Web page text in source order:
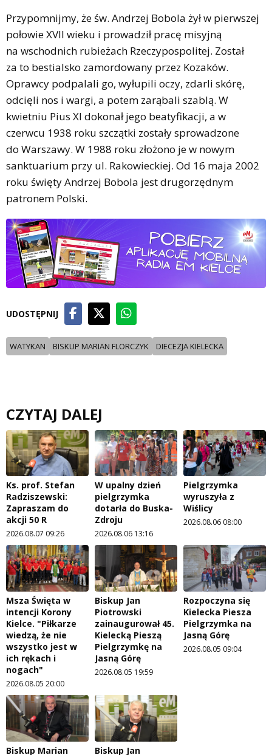
Przypomnijmy, że św. Andrzej Bobola żył w pierwszej
połowie XVII wieku i prowadził pracę misyjną
na wschodnich rubieżach Rzeczypospolitej. Został
za to bestialsko zamordowany przez Kozaków.
Oprawcy podpalali go, wyłupili oczy, zdarli skórę,
odcięli nos i wargi, a potem zarąbali szablą. W
kwietniu Pius XI dokonał jego beatyfikacji, a w
czerwcu 1938 roku szczątki zostały sprowadzone
do Warszawy. W 1988 roku złożono je w nowym
sanktuarium przy ul. Rakowieckiej. Od 16 maja 2002
roku święty Andrzej Bobola jest drugorzędnym
patronem Polski.
UDOSTĘPNIJ
WATYKAN BISKUP MARIAN FLORCZYK DIECEZJA KIELECKA
CZYTAJ DALEJ
Ks. prof. Stefan
Radziszewski:
Zapraszam do
akcji 50 R
2026.08.07 09:26
W upalny dzień
pielgrzymka
dotarła do Buska-
Zdroju
2026.08.06 13:16
Pielgrzymka
wyruszyła z
Wiślicy
2026.08.06 08:00
Msza Święta w
intencji Korony
Kielce. "Piłkarze
wiedzą, że nie
wszystko jest w
ich rękach i
nogach"
2026.08.05 20:00
Biskup Jan
Piotrowski
zainaugurował 45.
Kielecką Pieszą
Pielgrzymkę na
Jasną Górę
2026.08.05 19:59
Rozpoczyna się
Kielecka Piesza
Pielgrzymka na
Jasną Górę
2026.08.05 09:04
Biskup Marian Biskup Jan